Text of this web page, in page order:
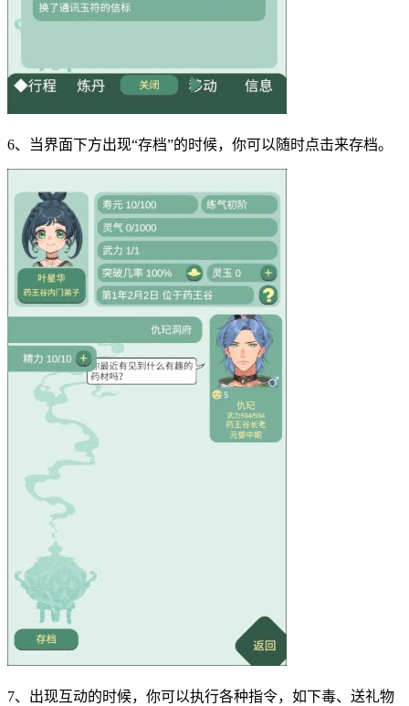
6、当界面下方出现“存档”的时候，你可以随时点击来存档。
7、出现互动的时候，你可以执行各种指令，如下毒、送礼物